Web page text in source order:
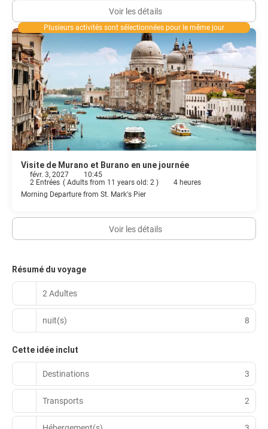
Voir les détails
Plusieurs activités sont sélectionnées pour le même jour
Visite de Murano et Burano en une journée
févr. 3, 2027
10:45
2 Entrées ( Adults from 11 years old: 2 )
4 heures
Morning Departure from St. Mark's Pier
Voir les détails
Résumé du voyage
2 Adultes
nuit(s) 8
Cette idée inclut
Destinations 3
Transports 2